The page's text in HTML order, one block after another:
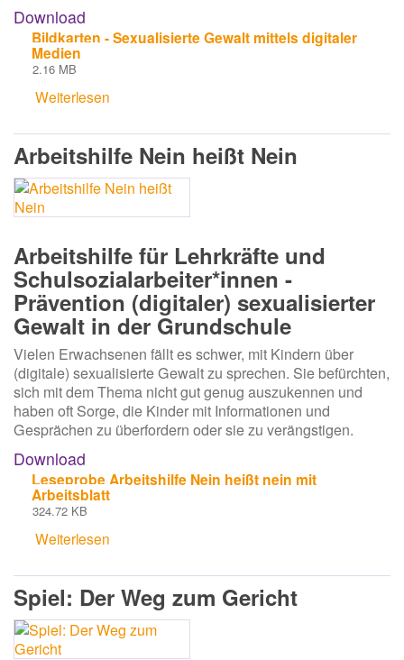
Download
Bildkarten - Sexualisierte Gewalt mittels digitaler
Medien
2.16 MB
Weiterlesen
Gewalt
mittels
digitaler
Medien
Arbeitshilfe Nein heißt Nein
Arbeitshilfe für Lehrkräfte und
Schulsozialarbeiter*innen -
Prävention (digitaler) sexualisierter
Gewalt in der Grundschule
Vielen Erwachsenen fällt es schwer, mit Kindern über
(digitale) sexualisierte Gewalt zu sprechen. Sie befürchten,
sich mit dem Thema nicht gut genug auszukennen und
haben oft Sorge, die Kinder mit Informationen und
Gesprächen zu überfordern oder sie zu verängstigen.
Download
Leseprobe Arbeitshilfe Nein heißt nein mit
Arbeitsblatt
324.72 KB
Weiterlesen
Nein
heißt
Nein
Spiel: Der Weg zum Gericht